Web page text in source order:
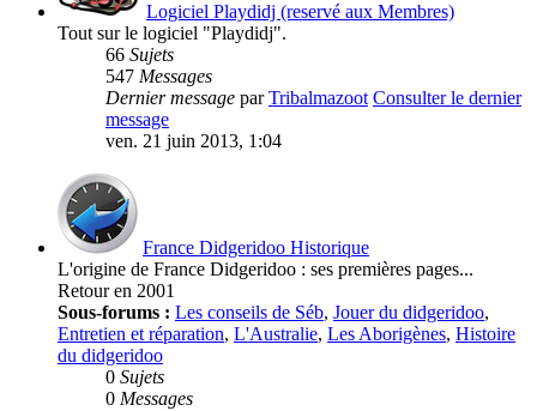
Logiciel Playdidj (reservé aux Membres)
Tout sur le logiciel "Playdidj".
66 Sujets
547 Messages
Dernier message parTribalmazoot Consulter le dernier
message
ven. 21 juin 2013, 1:04
France Didgeridoo Historique
L'origine de France Didgeridoo : ses premières pages...
Retour en 2001
Sous-forums : Les conseils de Séb, Jouer du didgeridoo,
Entretien et réparation, L'Australie, Les Aborigènes, Histoire
du didgeridoo
0 Sujets
0 Messages